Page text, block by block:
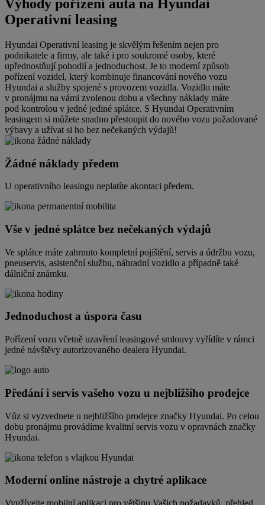
Výhody pořízení auta na Hyundai
Operativní leasing
Hyundai Operativní leasing je skvělým řešením nejen pro
podnikatele a firmy, ale také i pro soukromé osoby, které
upřednostňují pohodlí a jednoduchost. Je to moderní způsob
pořízení vozidel, který kombinuje financování nového vozu
Hyundai a služby spojené s provozem vozidla. Vozidlo máte
v pronájmu na vámi zvolenou dobu a všechny náklady máte
pod kontrolou v jedné jediné splátce. S Hyundai Operativním
leasingem si můžete snadno přestoupit do nového vozu požadované
výbavy a užívat si ho bez nečekaných výdajů!
Žádné náklady předem
U operativního leasingu neplatíte akontaci předem.
Vše v jedné splátce bez nečekaných výdajů
Ve splátce máte zahrnuto kompletní pojištění, servis a údržbu vozu,
pneuservis, asistenční službu, náhradní vozidlo a případně také
dálniční známku.
Jednoduchost a úspora času
Pořízení vozu včetně uzavření leasingové smlouvy vyřídíte v rámci
jedné návštěvy autorizovaného dealera Hyundai.
Předání i servis vašeho vozu u nejbližšího prodejce
Vůz si vyzvednete u nejbližšího prodejce značky Hyundai. Po celou
dobu pronájmu provádíme kvalitní servis vozu v opravnách značky
Hyundai.
Moderní online nástroje a chytré aplikace
Využívejte mobilní aplikaci pro většinu Vašich požadavků, přehled